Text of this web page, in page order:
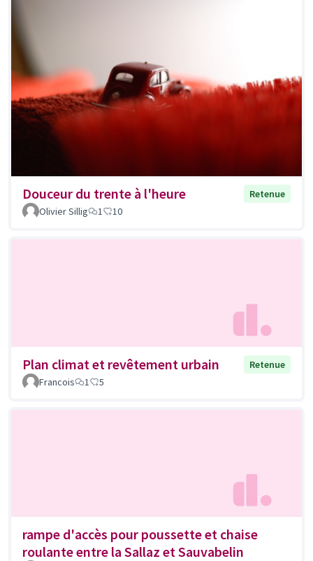
Douceur du trente à l'heure
Retenue
Olivier Sillig
1 10
Plan climat et revêtement urbain
Retenue
Francois
1 5
rampe d'accès pour poussette et chaise
roulante entre la Sallaz et Sauvabelin